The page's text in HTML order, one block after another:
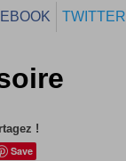
TWITTER
!
Save